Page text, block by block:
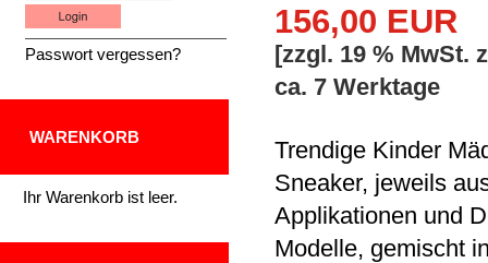
Passwort vergessen?
WARENKORB
Ihr Warenkorb ist leer.
156,00 EUR
[zzgl. 19 % MwSt.
ca. 7 Werktage
Trendige Kinder
Sneaker, jeweils
Applikationen und
Modelle, gemischt